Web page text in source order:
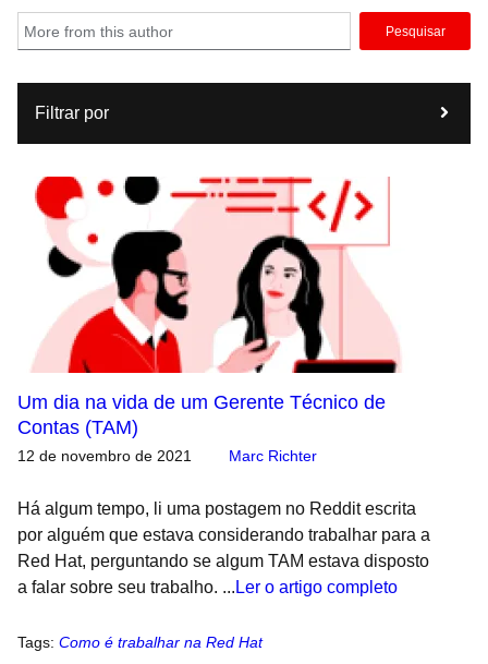
Pesquisar
Filtrar por
Um dia na vida de um Gerente Técnico de
Contas (TAM)
12 de novembro de 2021 Marc Richter
Há algum tempo, li uma postagem no Reddit escrita
por alguém que estava considerando trabalhar para a
Red Hat, perguntando se algum TAM estava disposto
a falar sobre seu trabalho. ... Ler o artigo completo
Tags: Como é trabalhar na Red Hat